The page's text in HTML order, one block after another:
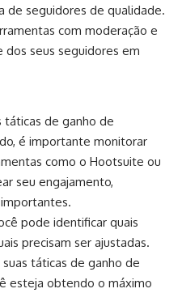
de seguidores de qualidade.
com moderação e
dos seus seguidores em
táticas de ganho de
é importante monitorar
como o Hootsuite ou
seu engajamento,
pode identificar quais
precisam ser ajustadas.
táticas de ganho de
esteja obtendo o máximo